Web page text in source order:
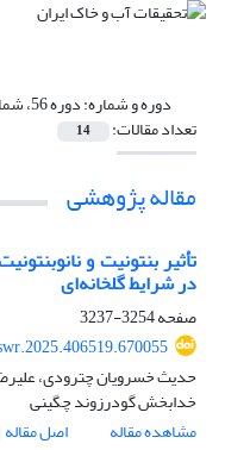
دوره و شماره:دوره 56، شماره 12، اسفند 1404
تعداد مقالات: 14
مقاله پژوهشی
تأثیر بنتونیت و
در شرایط گلخانه‌ای
صفحه3254-3237
حدیث خسرویان چترودی،
خدابخش گودرزوند چگینی
مشاهده مقاله
اصل مقاله